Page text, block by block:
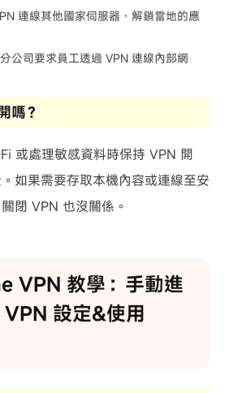
連線其他國家伺服器，解鎖當地的應
公司要求員工透過 VPN 連線內部網
嗎？
或處理敏感資料時保持 VPN 開
如果需要存取本機內容或連線至安
閉 VPN 也沒關係。
VPN 教學：手動進
設定&使用